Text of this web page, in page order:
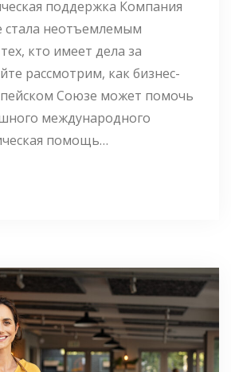
поддержка Компания
стала неотъемлемым
кто имеет дела за
рассмотрим, как бизнес-
Союзе может помочь
международного
помощь…